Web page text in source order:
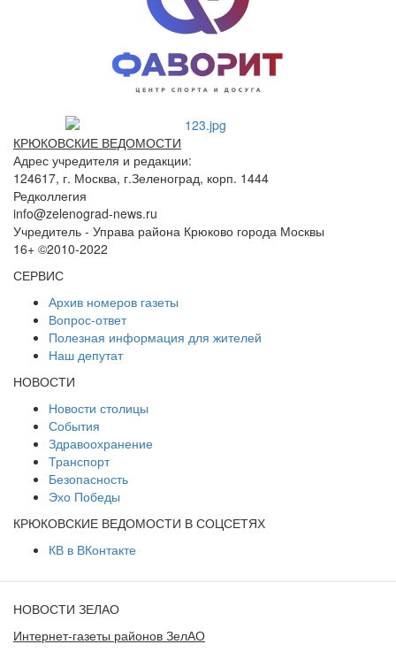
КРЮКОВСКИЕ ВЕДОМОСТИ
Адрес учредителя и редакции:
124617, г. Москва, г.Зеленоград, корп. 1444
Редколлегия
info@zelenograd-news.ru
Учредитель - Управа района Крюково города Москвы
16+ ©2010-2022
СЕРВИС
Архив номеров газеты
Вопрос-ответ
Полезная информация для жителей
Наш депутат
НОВОСТИ
Новости столицы
События
Здравоохранение
Транспорт
Безопасность
Эхо Победы
КРЮКОВСКИЕ ВЕДОМОСТИ В СОЦСЕТЯХ
КВ в ВКонтакте
НОВОСТИ ЗЕЛАО
Интернет-газеты районов ЗелАО